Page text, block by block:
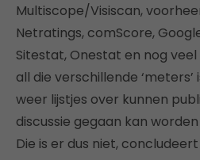
Multiscope/Visiscan,
Netratings, comScore,
Sitestat, Onestat en nog
all die verschillende
weer lijstjes over kunnen
discussie gegaan kan worden
Die is er dus niet,